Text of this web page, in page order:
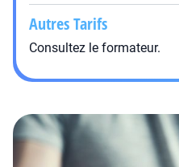
Autres Tarifs
Consultez le formateur.